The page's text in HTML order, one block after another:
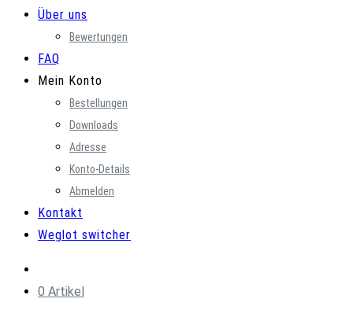
Über uns
Bewertungen
FAQ
Mein Konto
Bestellungen
Downloads
Adresse
Konto-Details
Abmelden
Kontakt
Weglot switcher
0 Artikel